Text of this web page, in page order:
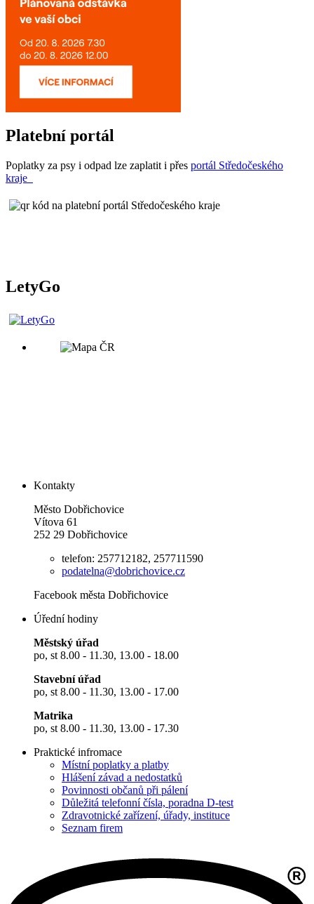
Platební portál
Poplatky za psy i odpad lze zaplatit i přes portál Středočeského
kraje
LetyGo
Kontakty
Město Dobřichovice
Vítova 61
252 29 Dobřichovice
telefon: 257712182, 257711590
podatelna@dobrichovice.cz
Facebook města Dobřichovice
Úřední hodiny
Městský úřad
po, st 8.00 - 11.30, 13.00 - 18.00
Stavební úřad
po, st 8.00 - 11.30, 13.00 - 17.00
Matrika
po, st 8.00 - 11.30, 13.00 - 17.30
Praktické infromace
Místní poplatky a platby
Hlášení závad a nedostatků
Povinnosti občanů při pálení
Důležitá telefonní čísla, poradna D-test
Zdravotnické zařízení, úřady, instituce
Seznam firem